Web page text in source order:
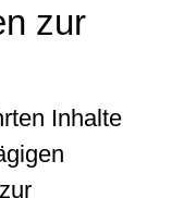
zur
Inhalte